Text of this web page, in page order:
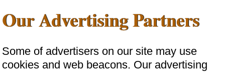
Our Advertising Partners
Some of advertisers on our site may use
cookies and web beacons. Our advertising